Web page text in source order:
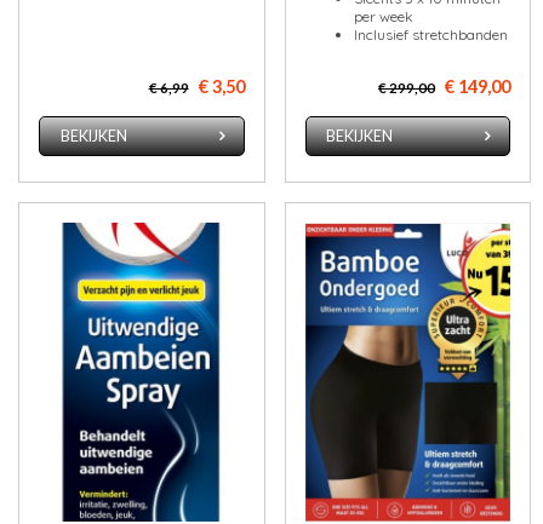
€ 6,99 € 3,50
BEKIJKEN
per week
Inclusief stretchbanden
€ 299,00 € 149,00
BEKIJKEN